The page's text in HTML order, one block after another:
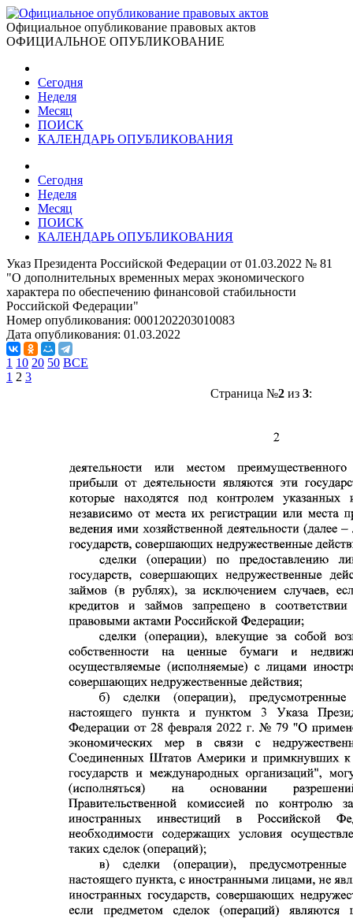
Официальное опубликование правовых актов
ОФИЦИАЛЬНОЕ ОПУБЛИКОВАНИЕ
Сегодня
Неделя
Месяц
ПОИСК
КАЛЕНДАРЬ ОПУБЛИКОВАНИЯ
Сегодня
Неделя
Месяц
ПОИСК
КАЛЕНДАРЬ ОПУБЛИКОВАНИЯ
Указ Президента Российской Федерации от 01.03.2022 № 81
"О дополнительных временных мерах экономического
характера по обеспечению финансовой стабильности
Российской Федерации"
Номер опубликования: 0001202203010083
Дата опубликования: 01.03.2022
1 10 20 50 ВСЕ
1 2 3
Страница №2из 3: